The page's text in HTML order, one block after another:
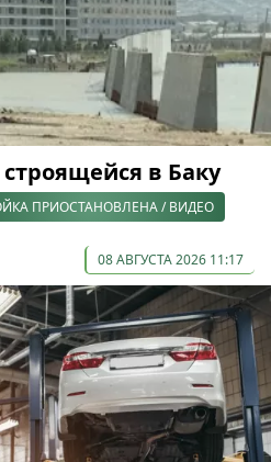
в Баку
ПРИОСТАНОВЛЕНА / ВИДЕО
08 АВГУСТА 2026 11:17